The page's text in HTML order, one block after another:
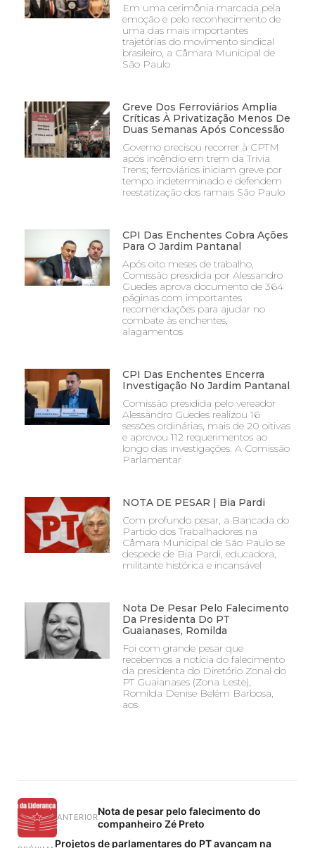
Em uma cerimônia marcada pela
emoção e pelo reconhecimento de
uma das mais importantes
trajetórias do movimento sindical
brasileiro, a Câmara Municipal de
São Paulo
Greve Dos Ferroviários Amplia
Críticas À Privatização Menos De
Duas Semanas Após Concessão
Governo precisou recorrer à CPTM
após incêndio em trem da Trivia
Trens; ferroviários iniciam greve por
tempo indeterminado e defendem
reestatização dos ramais São Paulo
CPI Das Enchentes Cobra Ações
Para O Jardim Pantanal
Após oito meses de trabalho,
Comissão presidida por Alessandro
Guedes aprova documento de 364
páginas com importantes
recomendações para ajudar no
combate às enchentes,
alagamentos
CPI Das Enchentes Encerra
Investigação No Jardim Pantanal
Comissão presidida pelo vereador
Alessandro Guedes realizou 16
sessões ordinárias, mais de 20 oitivas
e aprovou 112 requerimentos ao
longo das investigações. A Comissão
Parlamentar
NOTA DE PESAR | Bia Pardi
Com profundo pesar, a Bancada do
Partido dos Trabalhadores na
Câmara Municipal de São Paulo se
despede de Bia Pardi, educadora,
militante histórica e incansável
Nota De Pesar Pelo Falecimento
Da Presidenta Do PT
Guaianases, Romilda
Foi com grande pesar que
recebemos a notícia do falecimento
da presidenta do Diretório Zonal do
PT Guaianases (Zona Leste),
Romilda Denise Belém Barbosa,
aos
ANTERIORNota de pesar pelo falecimento do
companheiro Zé Preto
Projetos de parlamentares do PT avançam na